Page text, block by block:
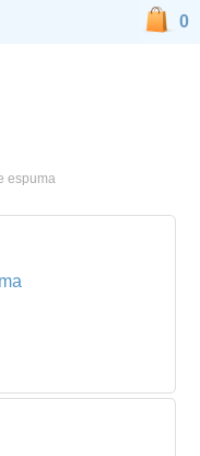
espuma
0